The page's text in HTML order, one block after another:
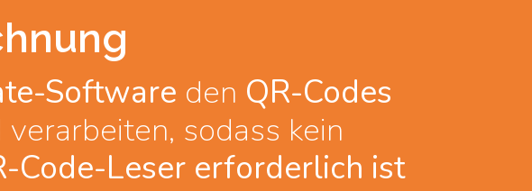
Software den QR-Codes
sodass kein
Code-Leser erforderlich ist